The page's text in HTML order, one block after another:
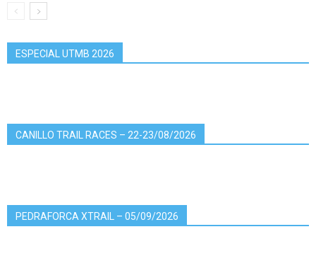
ESPECIAL UTMB 2026
CANILLO TRAIL RACES – 22-23/08/2026
PEDRAFORCA XTRAIL – 05/09/2026